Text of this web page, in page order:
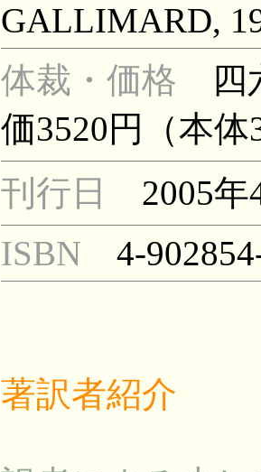
GALLIMARD,
体裁・価格
価3520円（本
刊行日 2005年
ISBN 4-
著訳者紹介